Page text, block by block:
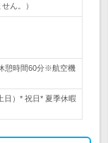
ん。）
憩時間60分※航空機
日）* 祝日* 夏季休暇